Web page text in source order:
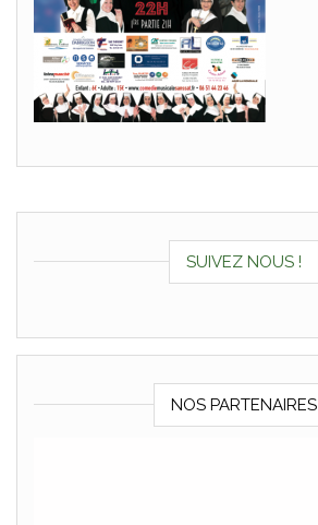
SUIVEZ NOUS !
NOS PARTENAIRES